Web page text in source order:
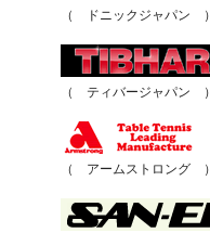
（ ドニックジャパン ）
（ ティバージャパン ）
（ アームストロング ）